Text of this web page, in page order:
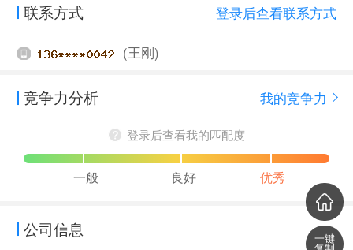
联系方式 登录后查看联系方式
(王刚)
竞争力分析 我的竞争力
登录后查看我的匹配度
一般 良好 优秀
公司信息 一键